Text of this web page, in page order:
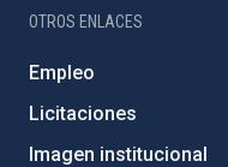
OTROS ENLACES
Empleo
Licitaciones
Imagen institucional